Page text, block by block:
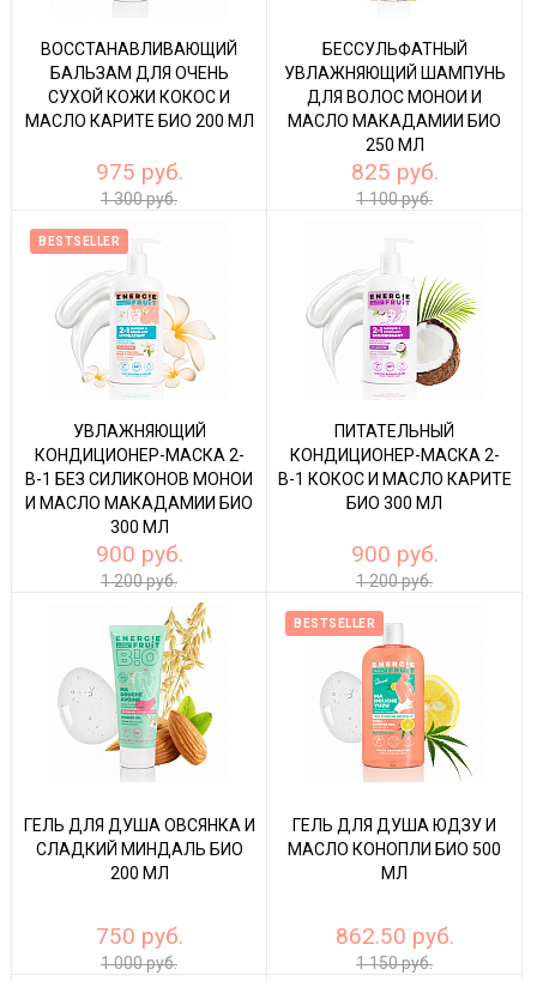
ВОССТАНАВЛИВАЮЩИЙ
БАЛЬЗАМ ДЛЯ ОЧЕНЬ
СУХОЙ КОЖИ КОКОС И
МАСЛО КАРИТЕ БИО 200 МЛ
975 руб.
1 300 руб.
БЕССУЛЬФАТНЫЙ
УВЛАЖНЯЮЩИЙ ШАМПУНЬ
ДЛЯ ВОЛОС МОНОИ И
МАСЛО МАКАДАМИИ БИО
250 МЛ
825 руб.
1 100 руб.
BESTSELLER
УВЛАЖНЯЮЩИЙ
КОНДИЦИОНЕР-МАСКА 2-
В-1 БЕЗ СИЛИКОНОВ МОНОИ
И МАСЛО МАКАДАМИИ БИО
300 МЛ
900 руб.
1 200 руб.
ПИТАТЕЛЬНЫЙ
КОНДИЦИОНЕР-МАСКА 2-
В-1 КОКОС И МАСЛО КАРИТЕ
БИО 300 МЛ
900 руб.
1 200 руб.
ГЕЛЬ ДЛЯ ДУША ОВСЯНКА И
СЛАДКИЙ МИНДАЛЬ БИО
200 МЛ
750 руб.
1 000 руб.
BESTSELLER
ГЕЛЬ ДЛЯ ДУША ЮДЗУ И
МАСЛО КОНОПЛИ БИО 500
МЛ
862.50 руб.
1 150 руб.